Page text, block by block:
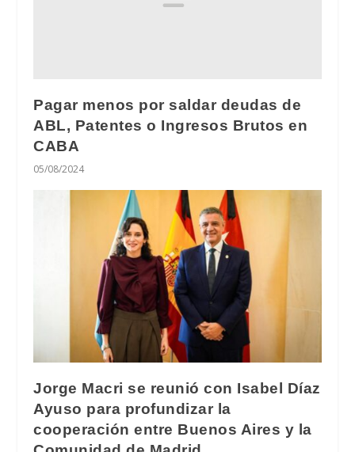
Pagar menos por saldar deudas de
ABL, Patentes o Ingresos Brutos en
CABA
05/08/2024
Jorge Macri se reunió con Isabel Díaz
Ayuso para profundizar la
cooperación entre Buenos Aires y la